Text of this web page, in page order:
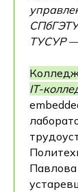
ТУСУР —
IT-
Павлова